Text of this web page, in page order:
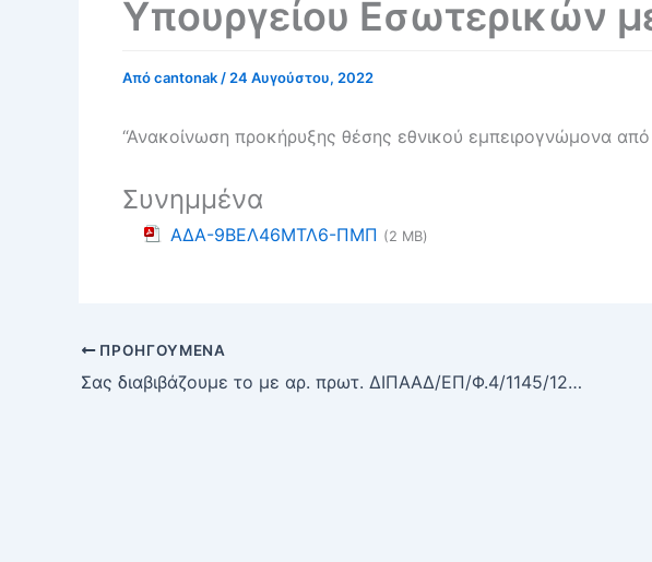
Υπουργείου Εσωτερικών
Απόcantonak / 24 Αυγούστου, 2022
“Ανακοίνωση προκήρυξης θέσης εθνικού εμπειρογνώμονα
Συνημμένα
ΑΔΑ-9ΒΕΛ46ΜΤΛ6-ΠΜΠ (2 MB)
ΠΡΟΗΓΟΎΜΕΝΑ
Σας διαβιβάζουμε το με αρ. πρωτ. ΔΙΠΑΑΔ/ΕΠ/Φ.4/1145/12238/29-7-2022 (ΑΔΑ: 9ΜΠ546ΜΤΛ6-ΔΡΖ) έγγραφο του Τμήματος Ανάπτυξης Ανθρώπινου Δυναμικού της Δ/νσης Προγραμματισμού και Ανάπτυξης Ανθρώπινου Δυναμικού του Υπουργείου Εσωτερικών με θέμα: